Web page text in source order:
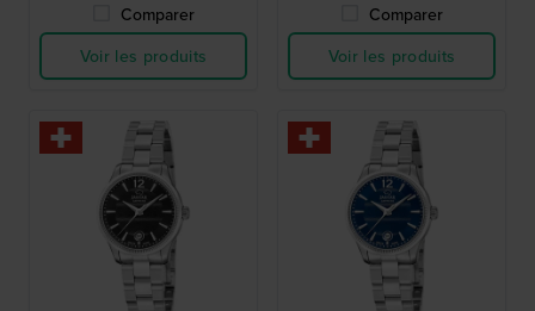
Comparer
Voir les produits
Comparer
Voir les produits